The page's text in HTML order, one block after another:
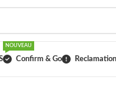
Confirm & Go
NOUVEAU
Reclamation